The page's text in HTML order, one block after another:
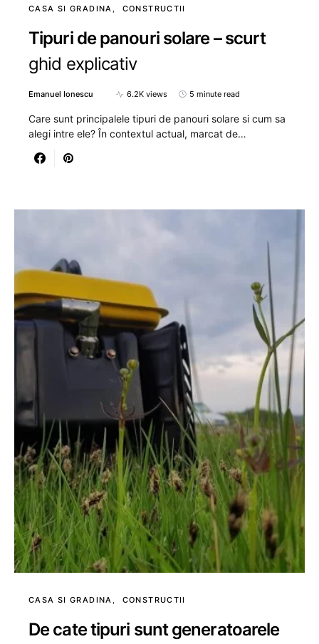
CASA SI GRADINA CONSTRUCTII
Tipuri de panouri solare – scurt
ghid explicativ
Emanuel Ionescu 6.2K views 5 minute read
Care sunt principalele tipuri de panouri solare si cum sa
alegi intre ele? În contextul actual, marcat de…
CASA SI GRADINA CONSTRUCTII
De cate tipuri sunt generatoarele